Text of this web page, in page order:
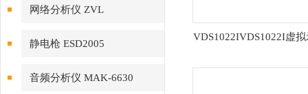
网络分析仪 ZVL
静电枪 ESD2005
音频分析仪 MAK-6630
VDS1022IVDS1022I虚